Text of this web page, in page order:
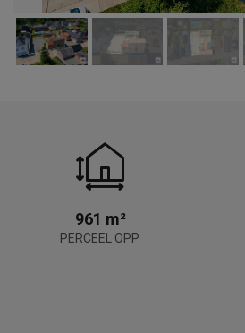
961 m²
PERCEEL OPP.